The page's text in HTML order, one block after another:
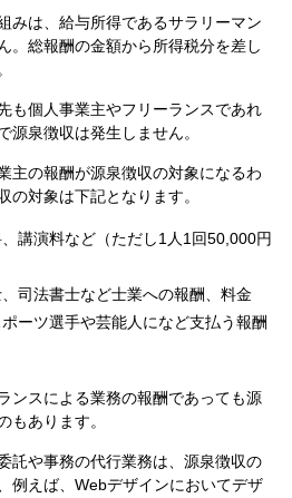
みは、給与所得であるサラリーマン
。総報酬の金額から所得税分を差し
も個人事業主やフリーランスであれ
源泉徴収は発生しません。
主の報酬が源泉徴収の対象になるわ
の対象は下記となります。
講演料など（ただし1人1回50,000円
司法書士など士業への報酬、料金
ーツ選手や芸能人になど支払う報酬
ンスによる業務の報酬であっても源
もあります。
託や事務の代行業務は、源泉徴収の
例えば、Webデザインにおいてデザ